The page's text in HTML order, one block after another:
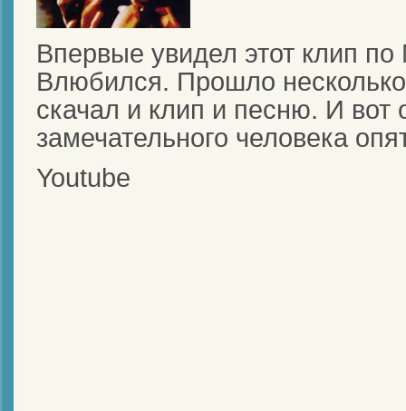
Впервые увидел этот клип по
Влюбился. Прошло
скачал и клип и песню. И вот
замечательного человека
Youtube